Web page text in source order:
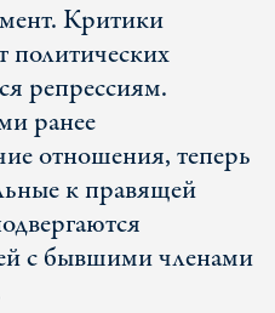
Критики
политических
репрессиям.
ранее
отношения, теперь
к правящей
с бывшими членами